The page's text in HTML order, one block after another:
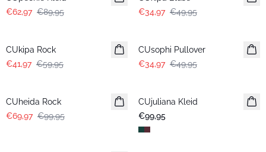
€62,97 €89,95
€34,97 €49,95
CUkipa Rock
€41,97 €59,95
CUsophi Pullover
€34,97 €49,95
CUheida Rock
€69,97 €99,95
Neuheiten
CUjuliana Kleid
€99,95
-30%